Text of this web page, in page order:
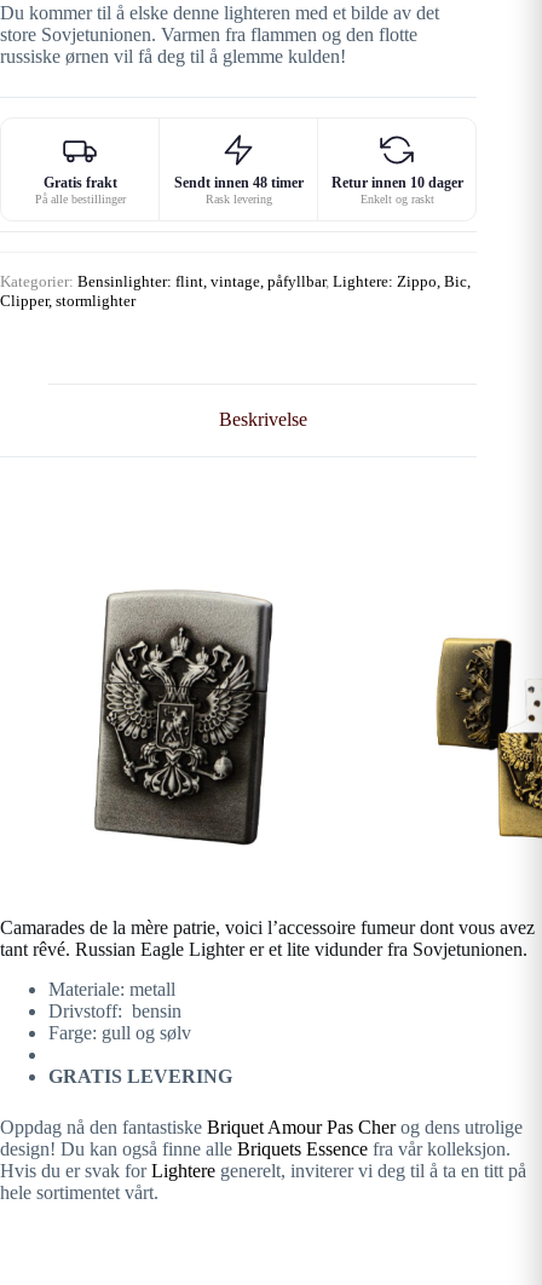
Du kommer til å elske denne lighteren med et bilde av det
store Sovjetunionen. Varmen fra flammen og den flotte
russiske ørnen vil få deg til å glemme kulden!
Gratis frakt
På alle bestillinger
Sendt innen 48 timer
Rask levering
Retur innen 10 dager
Enkelt og raskt
Kategorier: Bensinlighter: flint, vintage, påfyllbar, Lightere: Zippo, Bic,
Clipper, stormlighter
Beskrivelse
Camarades de la mère patrie, voici l’accessoire fumeur dont vous avez
tant rêvé. Russian Eagle Lighter er et lite vidunder fra Sovjetunionen.
Materiale: metall
Drivstoff: bensin
Farge: gull og sølv
GRATIS LEVERING
Oppdag nå den fantastiske Briquet Amour Pas Cherog dens utrolige
design! Du kan også finne alle Briquets Essence fra vår kolleksjon.
Hvis du er svak forLightere generelt, inviterer vi deg til å ta en titt på
hele sortimentet vårt.